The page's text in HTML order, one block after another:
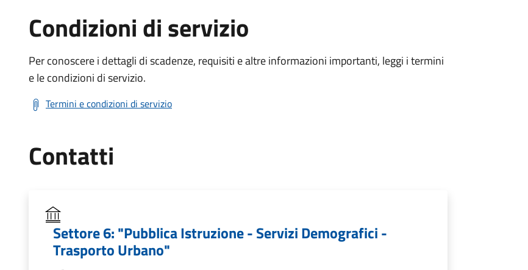
Condizioni di servizio
Per conoscere i dettagli di scadenze, requisiti e altre informazioni importanti, leggi i termini
e le condizioni di servizio.
Termini e condizioni di servizio
Contatti
Settore 6: "Pubblica Istruzione - Servizi Demografici -
Trasporto Urbano"